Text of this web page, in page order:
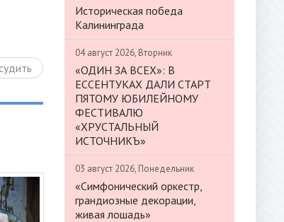
Историческая победа
Калининграда
04 август 2026, Вторник
«ОДИН ЗА ВСЕХ»: В
ЕССЕНТУКАХ ДАЛИ СТАРТ
ПЯТОМУ ЮБИЛЕЙНОМУ
ФЕСТИВАЛЮ
«ХРУСТАЛЬНЫЙ
ИСТОЧНИКЪ»
03 август 2026, Понедельник
«Симфонический оркестр,
грандиозные декорации,
живая лошадь»